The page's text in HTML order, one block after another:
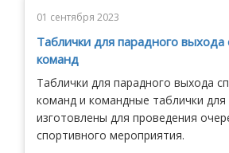
01 сентября 2023
Таблички для парадного выхода
команд
Таблички для парадного выхода
команд и командные таблички для
изготовлены для проведения
спортивного мероприятия.